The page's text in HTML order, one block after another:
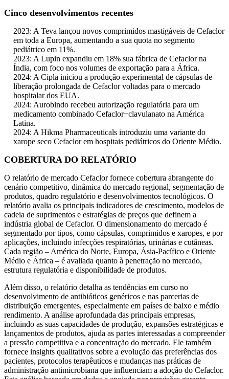
Cinco desenvolvimentos recentes
2023: A Teva lançou novos comprimidos mastigáveis ​​de Cefaclor
em toda a Europa, aumentando a sua quota no segmento
pediátrico em 11%.
2023: A Lupin expandiu em 18% sua fábrica de Cefaclor na
Índia, com foco nos volumes de exportação para a África.
2024: A Cipla iniciou a produção experimental de cápsulas de
liberação prolongada de Cefaclor voltadas para o mercado
hospitalar dos EUA.
2024: Aurobindo recebeu autorização regulatória para um
medicamento combinado Cefaclor+clavulanato na América
Latina.
2024: A Hikma Pharmaceuticals introduziu uma variante do
xarope seco Cefaclor em hospitais pediátricos do Oriente Médio.
COBERTURA DO RELATÓRIO
O relatório de mercado Cefaclor fornece cobertura abrangente do
cenário competitivo, dinâmica do mercado regional, segmentação de
produtos, quadro regulatório e desenvolvimentos tecnológicos. O
relatório avalia os principais indicadores de crescimento, modelos de
cadeia de suprimentos e estratégias de preços que definem a
indústria global de Cefaclor. O dimensionamento do mercado é
segmentado por tipos, como cápsulas, comprimidos e xaropes, e por
aplicações, incluindo infecções respiratórias, urinárias e cutâneas.
Cada região – América do Norte, Europa, Ásia-Pacífico e Oriente
Médio e África – é avaliada quanto à penetração no mercado,
estrutura regulatória e disponibilidade de produtos.
Além disso, o relatório detalha as tendências em curso no
desenvolvimento de antibióticos genéricos e nas parcerias de
distribuição emergentes, especialmente em países de baixo e médio
rendimento. A análise aprofundada das principais empresas,
incluindo as suas capacidades de produção, expansões estratégicas e
lançamentos de produtos, ajuda as partes interessadas a compreender
a pressão competitiva e a concentração do mercado. Ele também
fornece insights qualitativos sobre a evolução das preferências dos
pacientes, protocolos terapêuticos e mudanças nas práticas de
administração antimicrobiana que influenciam a adoção do Cefaclor.